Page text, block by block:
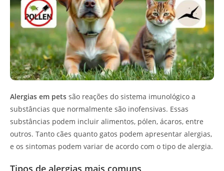
Alergias em pets são reações do sistema imunológico a
substâncias que normalmente são inofensivas. Essas
substâncias podem incluir alimentos, pólen, ácaros, entre
outros. Tanto cães quanto gatos podem apresentar alergias,
e os sintomas podem variar de acordo com o tipo de alergia.
Tipos de alergias mais comuns